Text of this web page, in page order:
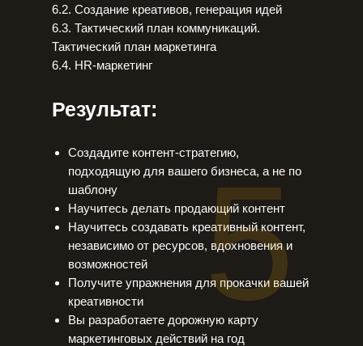
6.2. Создание креативов, генерация идей
6.3. Тактический план коммуникаций.
Тактический план маркетинга
6.4. HR-маркетинг
Создадите контент-стратегию,
подходящую для вашего бизнеса, а не по
шаблону
Научитесь делать продающий контент
Научитесь создавать креативный контент,
независимо от ресурсов, вдохновения и
возможностей
Получите упражнения для прокачки вашей
креативности
Вы разработаете дорожную карту
маркетинговых действий на год
Результат:
5